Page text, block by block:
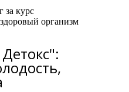
за курс
организм